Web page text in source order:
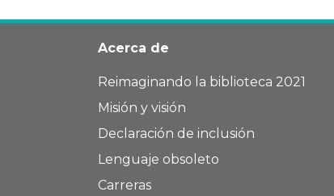
Acerca de
Reimaginando la biblioteca 2021
Misión y visión
Declaración de inclusión
Lenguaje obsoleto
Carreras